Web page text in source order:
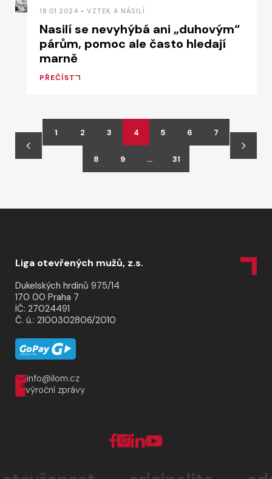
18.01.2024 • VZTEK A NÁSILÍ
Nasilí se nevyhýbá ani „duhovým“
párům, pomoc ale často hledají
marně
PŘEČÍST
1 2 3 4 5 6 7
8 9 … 31
Liga otevřených mužů, z.s.
Dukelských hrdinů 975/14
170 00 Praha 7
IČ: 27024491
Č. ú.: 2100302806/2010
info@ilom.cz
výroční zprávy